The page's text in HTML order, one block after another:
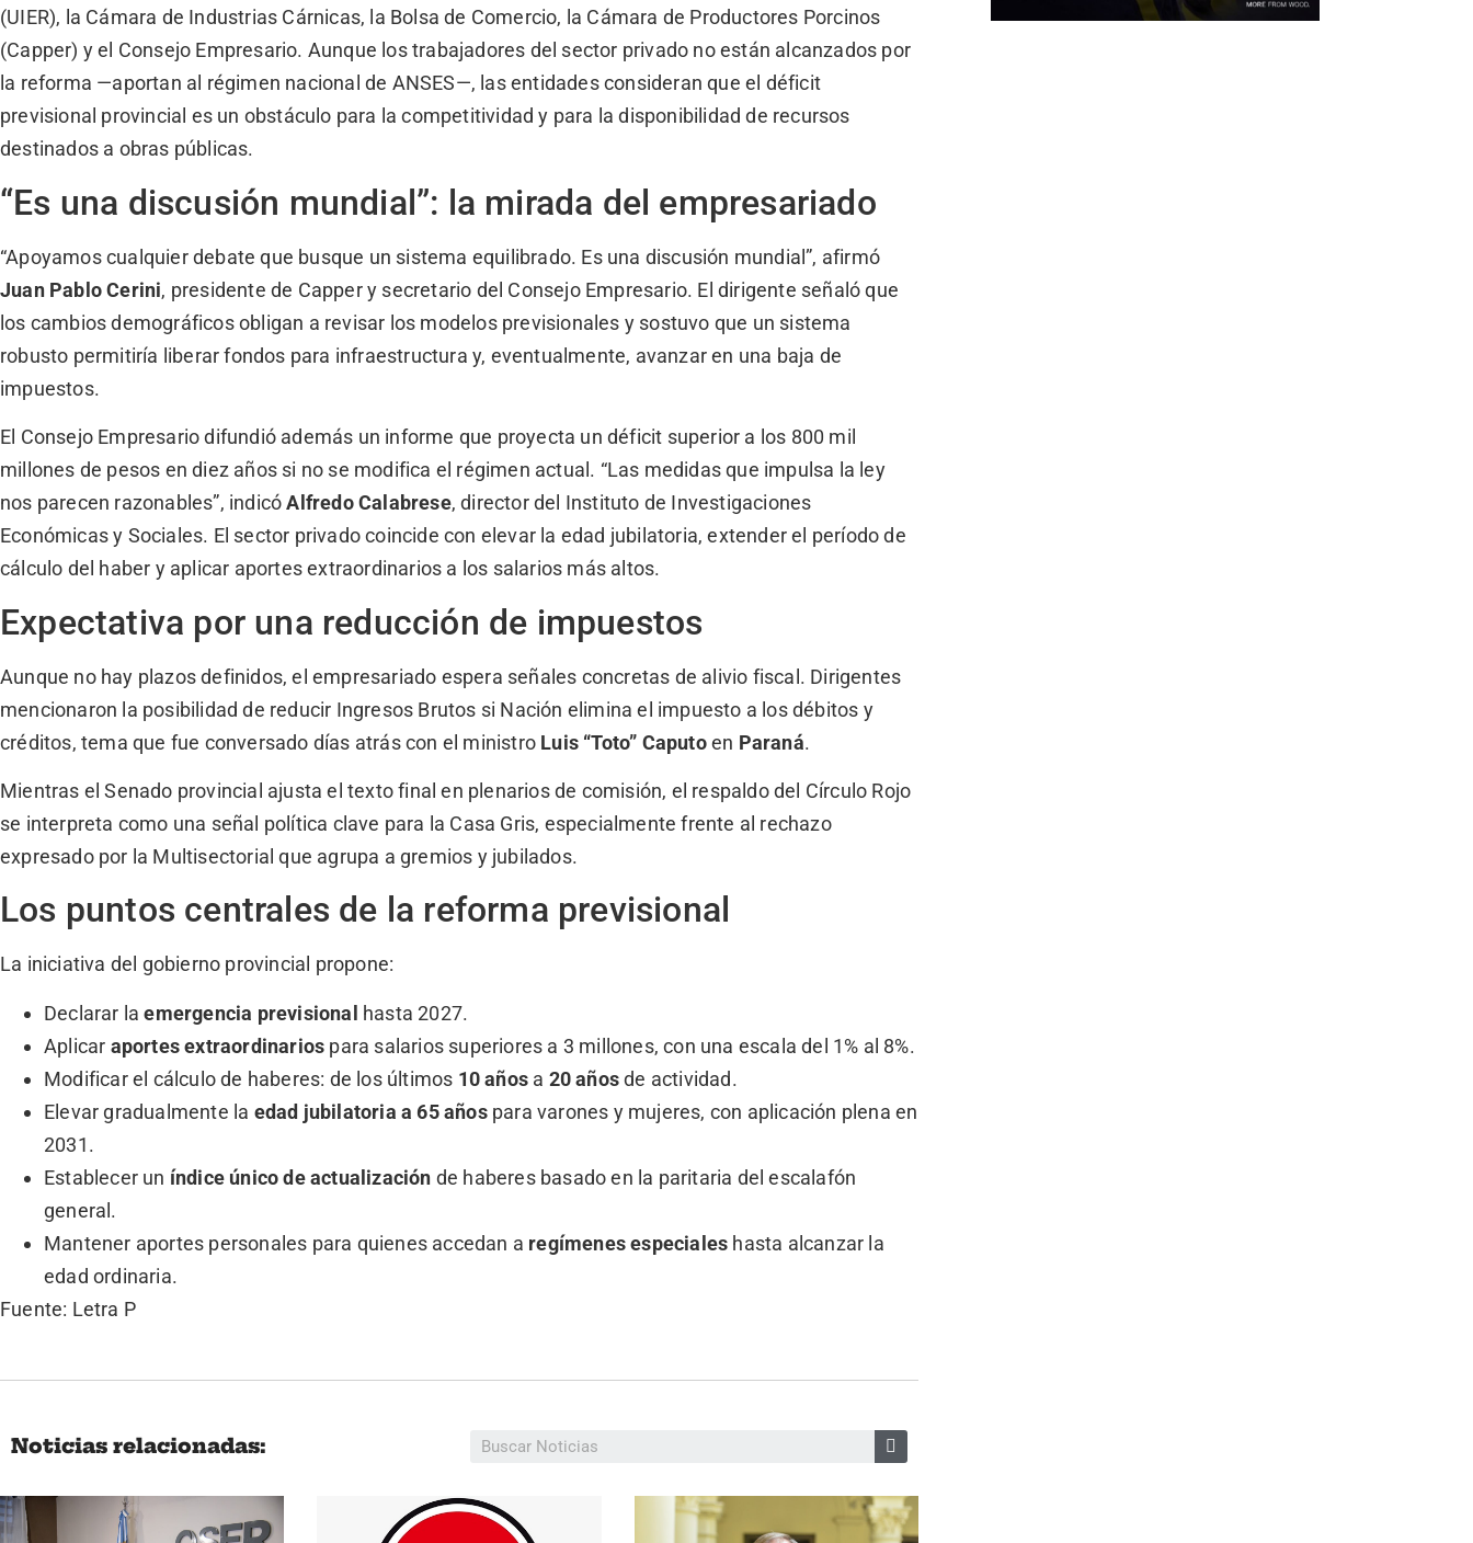
(UIER), la Cámara de Industrias Cárnicas, la Bolsa de Comercio, la Cámara de Productores Porcinos
(Capper) y el Consejo Empresario. Aunque los trabajadores del sector privado no están alcanzados por
la reforma —aportan al régimen nacional de ANSES—, las entidades consideran que el déficit
previsional provincial es un obstáculo para la competitividad y para la disponibilidad de recursos
destinados a obras públicas.
“Es una discusión mundial”: la mirada del empresariado
“Apoyamos cualquier debate que busque un sistema equilibrado. Es una discusión mundial”, afirmó
Juan Pablo Cerini, presidente de Capper y secretario del Consejo Empresario. El dirigente señaló que
los cambios demográficos obligan a revisar los modelos previsionales y sostuvo que un sistema
robusto permitiría liberar fondos para infraestructura y, eventualmente, avanzar en una baja de
impuestos.
El Consejo Empresario difundió además un informe que proyecta un déficit superior a los 800 mil
millones de pesos en diez años si no se modifica el régimen actual. “Las medidas que impulsa la ley
nos parecen razonables”, indicóAlfredo Calabrese, director del Instituto de Investigaciones
Económicas y Sociales. El sector privado coincide con elevar la edad jubilatoria, extender el período de
cálculo del haber y aplicar aportes extraordinarios a los salarios más altos.
Expectativa por una reducción de impuestos
Aunque no hay plazos definidos, el empresariado espera señales concretas de alivio fiscal. Dirigentes
mencionaron la posibilidad de reducir Ingresos Brutos si Nación elimina el impuesto a los débitos y
créditos, tema que fue conversado días atrás con el ministro Luis “Toto” Caputoen Paraná.
Mientras el Senado provincial ajusta el texto final en plenarios de comisión, el respaldo del Círculo Rojo
se interpreta como una señal política clave para la Casa Gris, especialmente frente al rechazo
expresado por la Multisectorial que agrupa a gremios y jubilados.
Los puntos centrales de la reforma previsional
La iniciativa del gobierno provincial propone:
Declarar laemergencia previsional hasta 2027.
Aplicar aportes extraordinarios para salarios superiores a 3 millones, con una escala del 1% al 8%.
Modificar el cálculo de haberes: de los últimos 10 años a 20 añosde actividad.
Elevar gradualmente la edad jubilatoria a 65 añospara varones y mujeres, con aplicación plena en
2031.
Establecer un índice único de actualización de haberes basado en la paritaria del escalafón
general.
Mantener aportes personales para quienes accedan a regímenes especiales hasta alcanzar la
edad ordinaria.
Fuente: Letra P
Noticias relacionadas: